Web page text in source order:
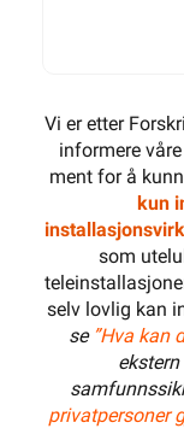
Vi er etter
informere
ment for å
kun
som
selv lovlig kan
se ”Hva kan
privatpersoner